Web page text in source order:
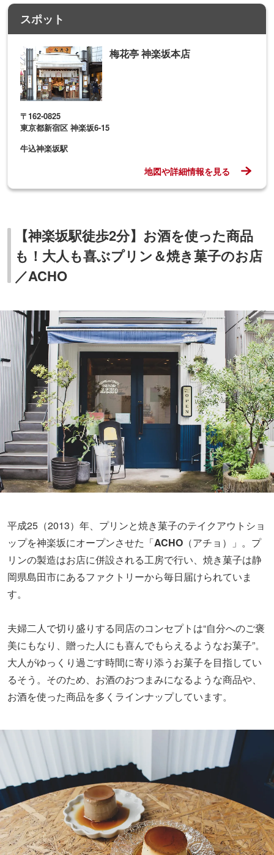
スポット
梅花亭 神楽坂本店
〒162-0825
東京都新宿区 神楽坂6-15
牛込神楽坂駅
地図や詳細情報を見る
【神楽坂駅徒歩2分】お酒を使った商品
も！大人も喜ぶプリン＆焼き菓子のお店
／ACHO
平成25（2013）年、プリンと焼き菓子のテイクアウトショ
ップを神楽坂にオープンさせた「ACHO （アチョ）」。プ
リンの製造はお店に併設される工房で行い、焼き菓子は静
岡県島田市にあるファクトリーから毎日届けられていま
す。
夫婦二人で切り盛りする同店のコンセプトは“自分へのご褒
美にもなり、贈った人にも喜んでもらえるようなお菓子”。
大人がゆっくり過ごす時間に寄り添うお菓子を目指してい
るそう。そのため、お酒のおつまみになるような商品や、
お酒を使った商品を多くラインナップしています。